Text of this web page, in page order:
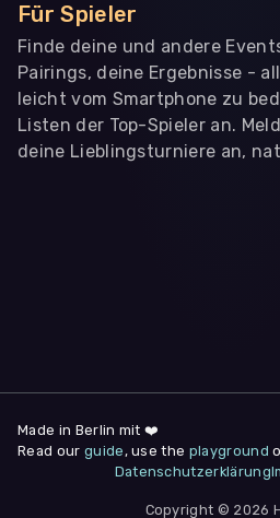
Für Spieler
Finde deine und andere
Pairings, deine Ergebnisse -
leicht vom Smartphone zu
Listen der Top-Spieler an.
deine Lieblingsturniere an,
deine Zustimmung jederzeit unter "
am Seitenende widerrufen.
Nur notwendige
Made in Berlin mit ❤️
Read our guide , use the playground
Datenschutzerklärung
Copyright © 2026